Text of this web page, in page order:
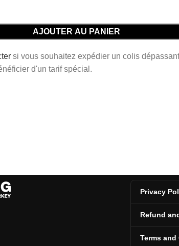
AJOUTER AU PANIER
si vous souhaitez expédier un colis
d'un tarif spécial.
Privacy
Refund
Terms